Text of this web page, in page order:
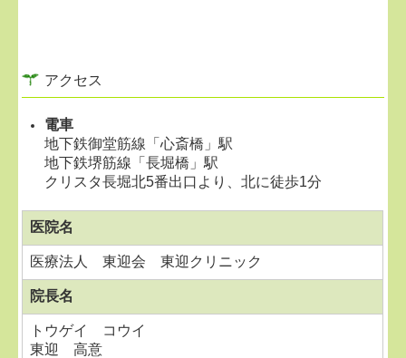
アクセス
電車
地下鉄御堂筋線「心斎橋」駅
地下鉄堺筋線「長堀橋」駅
クリスタ長堀北5番出口より、北に徒歩1分
医院名
医療法人 東迎会 東迎クリニック
院長名
トウゲイ コウイ
東迎 高意